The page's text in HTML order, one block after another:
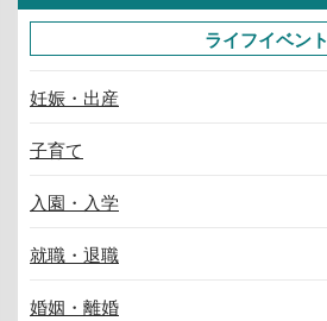
ライフイベント
妊娠・出産
子育て
入園・入学
就職・退職
婚姻・離婚